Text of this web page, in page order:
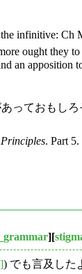
infinitive: Ch
ought they to
an apposition
っておもしろ
. Part
][
) でも言及した